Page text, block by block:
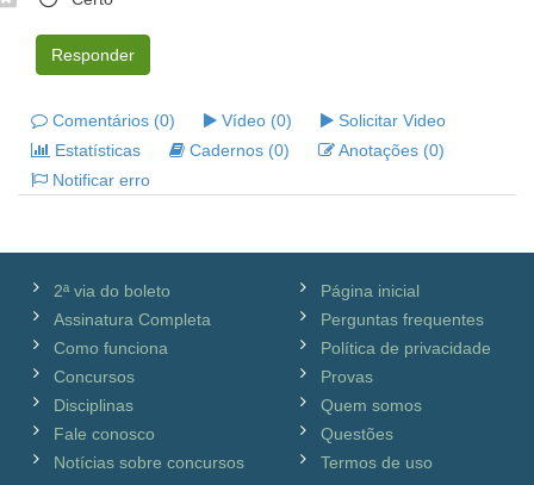
Responder
Comentários (0) Vídeo (0)
Solicitar Video
Estatísticas
Cadernos (0)
Anotações (0)
Notificar erro
2ª via do boleto
Assinatura Completa
Como funciona
Concursos
Disciplinas
Fale conosco
Notícias sobre concursos
Página inicial
Perguntas frequentes
Política de privacidade
Provas
Quem somos
Questões
Termos de uso